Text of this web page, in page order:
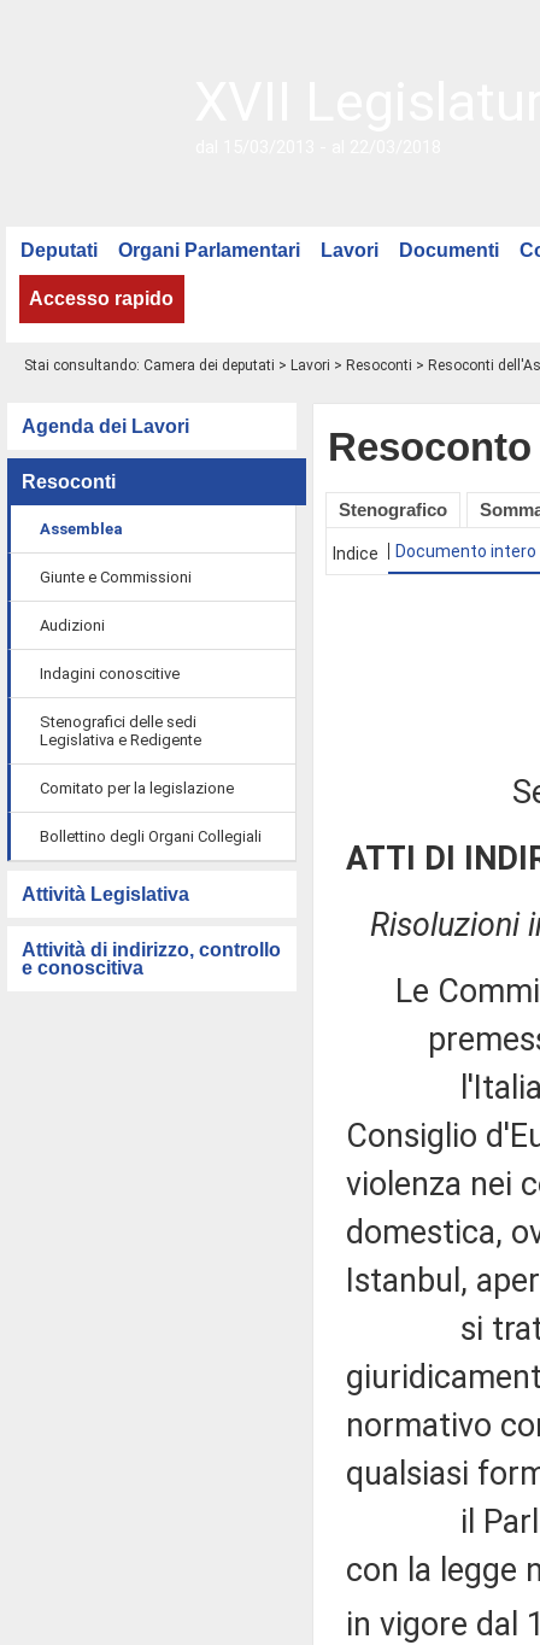
Deputati Organi Parlamentari Lavori Documenti
Accesso rapido
Stai consultando: Camera dei deputati > Lavori > Resoconti > Resoconti
Agenda dei Lavori
Resoconti
Assemblea
Giunte e Commissioni
Audizioni
Indagini conoscitive
Stenografici delle sedi
Legislativa e Redigente
Comitato per la legislazione
Bollettino degli Organi Collegiali
Attività Legislativa
Attività di indirizzo, controllo
e conoscitiva
Stenografico
Indice Documento intero
ATTI DI
Risoluzioni
Le
l'Italia ha
Consiglio
violenza nei
domestica,
Istanbul,
si tratta
normativo
qualsiasi
il
con la legge
in vigore dal